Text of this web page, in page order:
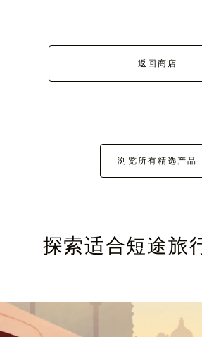
返回商店
浏览所有精选产品
探索适合短途旅